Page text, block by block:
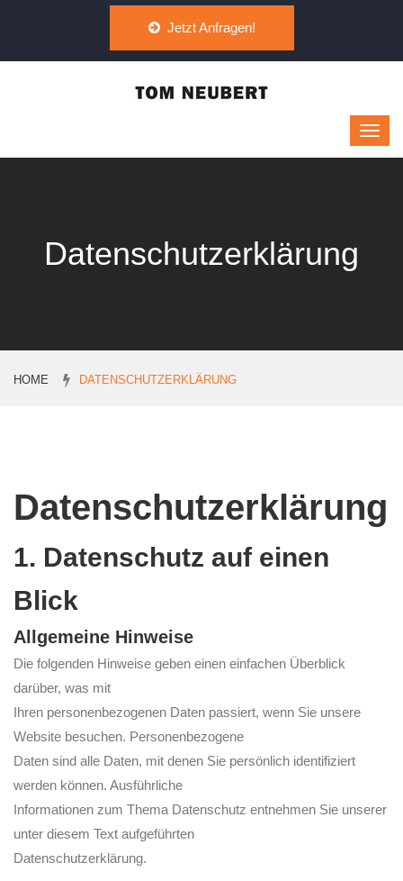
Jetzt Anfragen!
Datenschutzerklärung
HOME DATENSCHUTZERKLÄRUNG
Datenschutzerklärung
1. Datenschutz auf einen
Blick
Allgemeine Hinweise
Die folgenden Hinweise geben einen einfachen Überblick
darüber, was mit
Ihren personenbezogenen Daten passiert, wenn Sie unsere
Website besuchen. Personenbezogene
Daten sind alle Daten, mit denen Sie persönlich identifiziert
werden können. Ausführliche
Informationen zum Thema Datenschutz entnehmen Sie unserer
unter diesem Text aufgeführten
Datenschutzerklärung.